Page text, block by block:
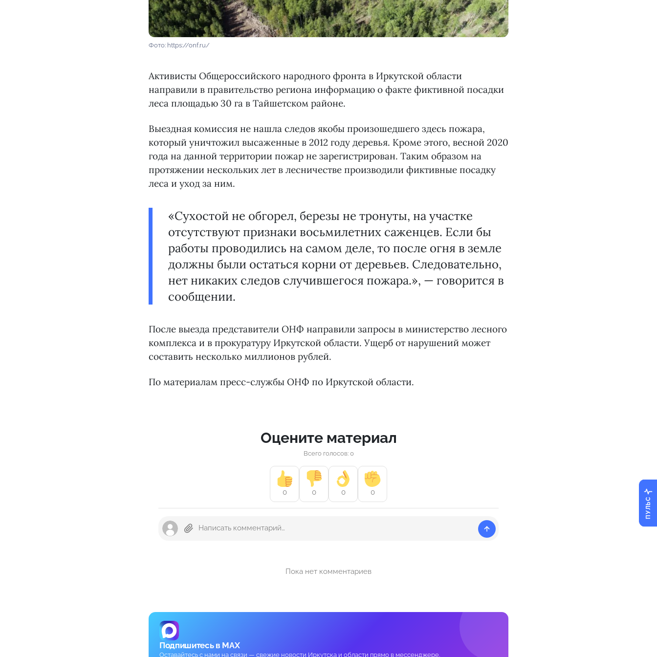
Фото: https://onf.ru/
Активисты Общероссийского народного фронта в Иркутской области
направили в правительство региона информацию о факте фиктивной посадки
леса площадью 30 га в Тайшетском районе.
Выездная комиссия не нашла следов якобы произошедшего здесь пожара,
который уничтожил высаженные в 2012 году деревья. Кроме этого, весной 2020
года на данной территории пожар не зарегистрирован. Таким образом на
протяжении нескольких лет в лесничестве производили фиктивные посадку
леса и уход за ним.
«Сухостой не обгорел, березы не тронуты, на участке
отсутствуют признаки восьмилетних саженцев. Если бы
работы проводились на самом деле, то после огня в земле
должны были остаться корни от деревьев. Следовательно,
нет никаких следов случившегося пожара.», — говорится в
сообщении.
После выезда представители ОНФ направили запросы в министерство лесного
комплекса и в прокуратуру Иркутской области. Ущерб от нарушений может
составить несколько миллионов рублей.
По материалам пресс-службы ОНФ по Иркутской области.
Оцените материал
Всего голосов: 0
0 0 0 0
Пока нет комментариев
Подпишитесь в MAX
Оставайтесь с нами на связи — свежие новости Иркутска и области прямо в мессенджере.
ПУЛЬС